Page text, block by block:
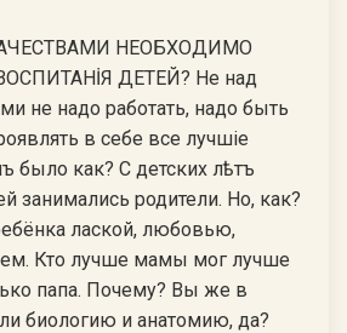
НЕОБХОДИМО
ДЕТЕЙ? Не над
не надо работать, надо быть
в себе все лучшiе
было как? С детских лѣтъ
занимались родители. Но, как?
лаской, любовью,
Кто лучше мамы мог лучше
папа. Почему? Вы же в
биологию и анатомию, да?